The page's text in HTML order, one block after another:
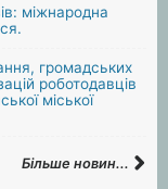
міжнародна
громадських
роботодавців
міської
Більше новин...